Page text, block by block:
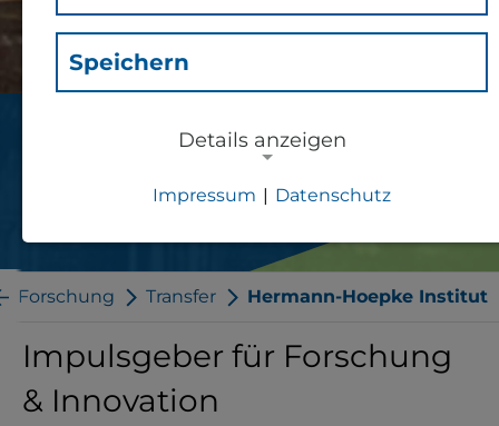
Hermann-Hoepkte Institut
Forschung Transfer Hermann-Hoepke Institut
Impulsgeber für Forschung
& Innovation
Speichern
Details anzeigen
Notwendige Cookies zur Session-
Verwaltung und für die generelle
notwendig).
Impressum | Datenschutz